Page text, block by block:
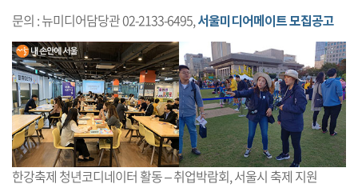
문의 : 뉴미디어담당관 02-2133-6495,서울미디어메이트 모집공고
한강축제 청년코디네이터 활동 – 취업박람회, 서울시 축제 지원